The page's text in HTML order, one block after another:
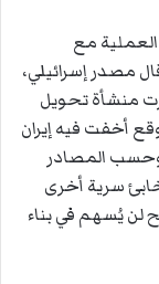
العملية مع
مصدر إسرائيلي،
منشأة تحويل
أخفت فيه إيران
وحسب المصادر
سرية أخرى
لن يُسهم في بناء